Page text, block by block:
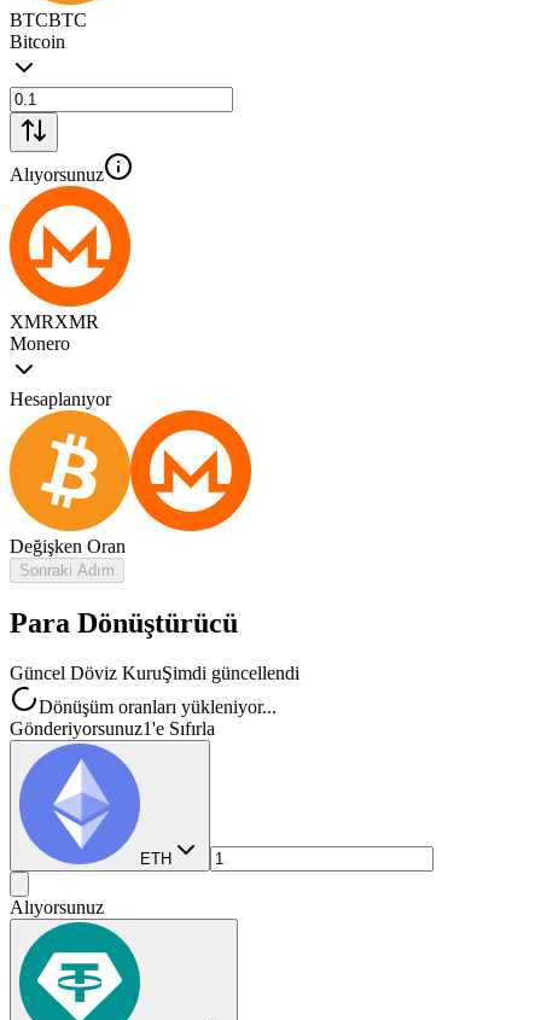
BTCBTC
Bitcoin
Alıyorsunuz
XMRXMR
Monero
Hesaplanıyor
Değişken Oran
Sonraki Adım
Para Dönüştürücü
Güncel Döviz KuruŞimdi güncellendi
Dönüşüm oranları yükleniyor...
Gönderiyorsunuz1'e Sıfırla
ETH
Alıyorsunuz